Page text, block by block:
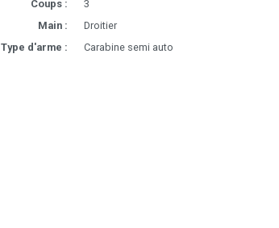
Coups :
3
Main :
Droitier
Type d'arme :
Carabine semi auto